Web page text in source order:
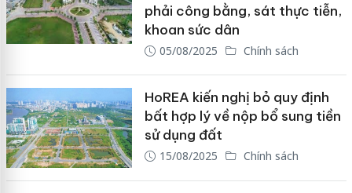
phải công bằng, sát thực tiễn,
khoan sức dân
05/08/2025 Chính sách
HoREA kiến nghị bỏ quy định
bất hợp lý về nộp bổ sung tiền
sử dụng đất
15/08/2025 Chính sách